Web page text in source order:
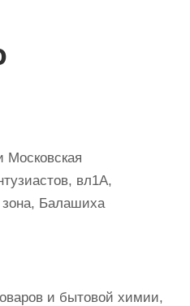
Московская
вл1А,
Балашиха
и бытовой химии,